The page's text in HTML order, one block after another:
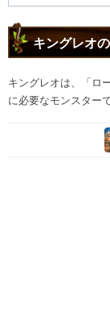
キングレオ
キングレオは、「ロ
に必要なモンスターで